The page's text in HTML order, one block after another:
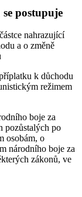
postupuje
nahrazující
a o změně
k důchodu
režimem
boje za
pozůstalých po
osobám, o
národního boje za
zákonů, ve